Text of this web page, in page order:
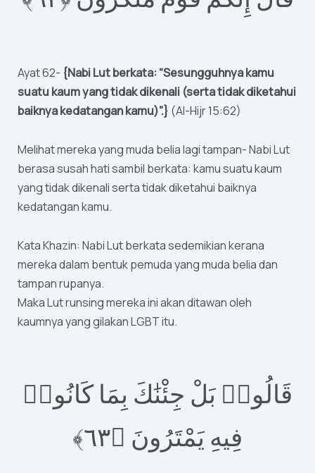
Ayat 62- {Nabi Lut berkata: “Sesungguhnya kamu
suatu kaum yang tidak dikenali (serta tidak diketahui
baiknya kedatangan kamu)”.} (Al-Hijr 15:62)
Melihat mereka yang muda belia lagi tampan- Nabi Lut
berasa susah hati sambil berkata: kamu suatu kaum
yang tidak dikenali serta tidak diketahui baiknya
kedatangan kamu.
Kata Khazin: Nabi Lut berkata sedemikian kerana
mereka dalam bentuk pemuda yang muda belia dan
tampan rupanya.
Maka Lut runsing mereka ini akan ditawan oleh
kaumnya yang gilakan LGBT itu.
قَالُوا۟ بَلْ جِئْنَٰكَ بِمَا كَانُوا۟
فِيهِ يَمْتَرُونَ ‎﴿٣٦﴾